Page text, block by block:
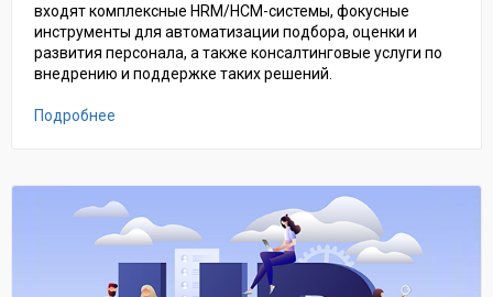
входят комплексные HRM/HCM-системы, фокусные
инструменты для автоматизации подбора, оценки и
развития персонала, а также консалтинговые услуги по
внедрению и поддержке таких решений.
Подробнее